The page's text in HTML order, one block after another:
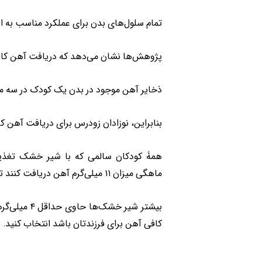
تمام سلول‌های بدن برای عملکرد مناسب به
پژوهش‌ها نشان می‌دهد که دریافت آهن
ذخایر آهن موجود در بدن یک کودک در سه
بنابراین، نوزادان زودرس برای دریافت آهن
ماهگی میزان ۱۱ میلی‌گرم آهن دریافت کنند تا از مشکلات کم‌خونی ناشی از فقر آهن در آنها جلوگیری شود.
بیشتر
کافی آهن برای فرزندتان باشد انتخاب کنید.